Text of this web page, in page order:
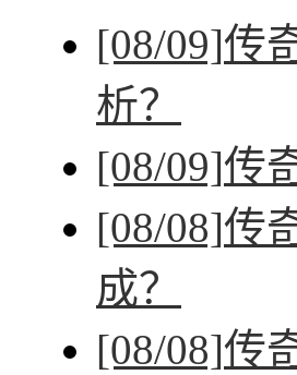
[08/09]传
析？
[08/09]传
[08/08]传
成？
[08/08]传